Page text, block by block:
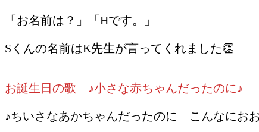
「お名前は？」「Hです。」
Sくんの名前はK先生が言ってくれました👏
お誕生日の歌 ♪小さな赤ちゃんだったのに♪
♪ちいさなあかちゃんだったのに こんなにお